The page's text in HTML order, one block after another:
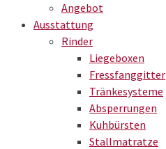
Angebot
Ausstattung
Rinder
Liegeboxen
Fressfanggitter
Tränkesysteme
Absperrungen
Kuhbürsten
Stallmatratze